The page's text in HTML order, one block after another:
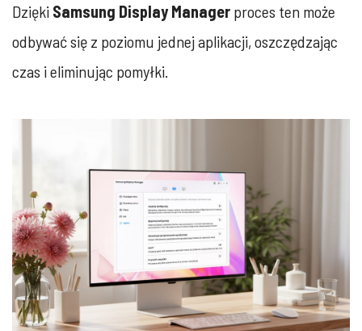
Dzięki Samsung Display Manager proces ten może
odbywać się z poziomu jednej aplikacji, oszczędzając
czas i eliminując pomyłki.